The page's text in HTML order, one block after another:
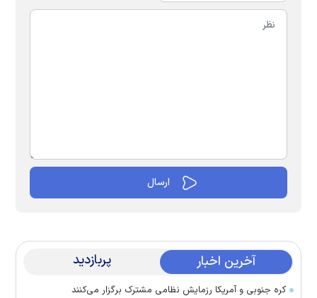
آخرین اخبار پربازدید
کره جنوبی و آمریکا رزمایش نظامی مشترک برگزار می‌کنند